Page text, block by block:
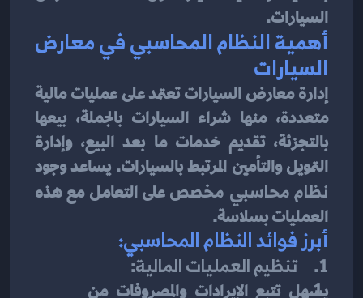
السيارات.
السيارات
التمويل والتأمين المرتبط بالسيارات. يساعد وجود
نظام محاسبي مخصص
العمليات بسلاسة.
أبرز فوائد النظام المحاسبي:
1. تنظيم العمليات المالية: